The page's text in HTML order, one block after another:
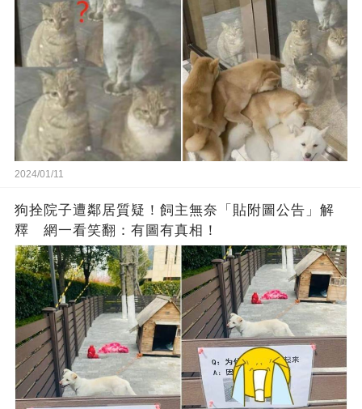
2024/01/11
狗拴院子遭鄰居質疑！飼主無奈「貼附圖公告」解
釋 網一看笑翻：有圖有真相！